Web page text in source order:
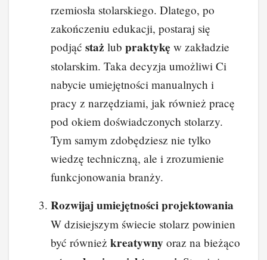
rzemiosła stolarskiego. Dlatego, po
zakończeniu edukacji, postaraj się
podjąć staż lub praktykę w zakładzie
stolarskim. Taka decyzja umożliwi Ci
nabycie umiejętności manualnych i
pracy z narzędziami, jak również pracę
pod okiem doświadczonych stolarzy.
Tym samym zdobędziesz nie tylko
wiedzę techniczną, ale i zrozumienie
funkcjonowania branży.
Rozwijaj umiejętności projektowania
W dzisiejszym świecie stolarz powinien
być również kreatywny oraz na bieżąco